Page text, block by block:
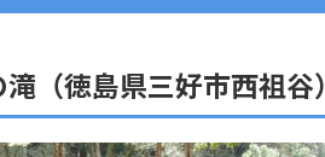
（徳島県三好市西祖谷）